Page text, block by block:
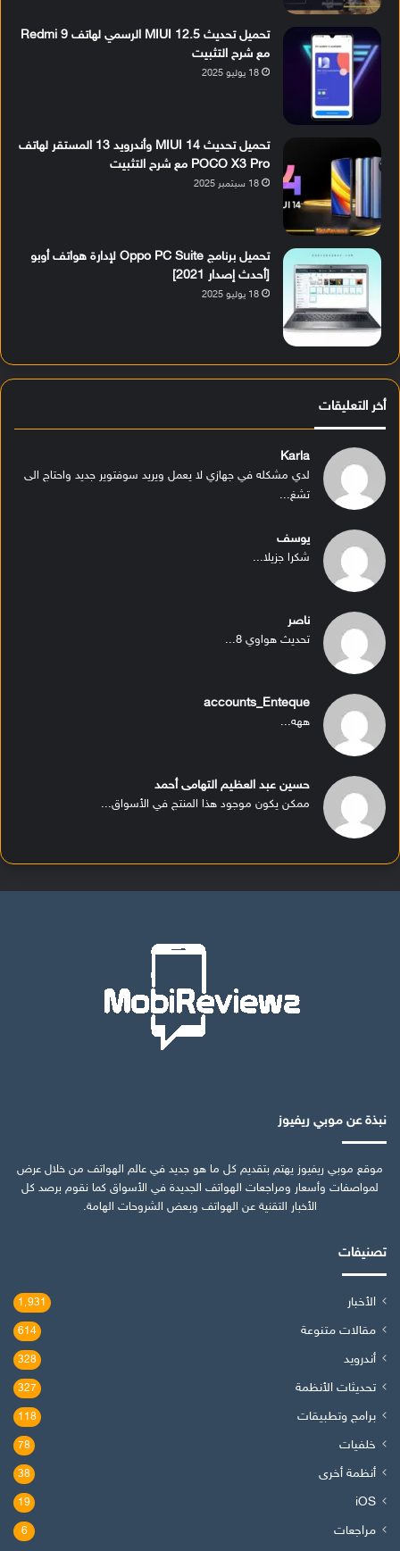
تحميل تحديث MIUI 12.5 الرسمي لهاتف Redmi 9
مع شرح التثبيت
18 يوليو 2025
تحميل تحديث MIUI 14 وأندرويد 13 المستقر لهاتف
POCO X3 Pro مع شرح التثبيت
18 سبتمبر 2025
تحميل برنامج Oppo PC Suite لإدارة هواتف أوبو
[أحدث إصدار 2021]
18 يوليو 2025
أخر التعليقات
Karla
لدي مشكله في جهازي لا يعمل ويريد سوفتوير جديد واحتاج الى
تشغ...
يوسف
شكرا جزيلا...
ناصر
تحديث هواوي 8...
accounts_Enteque
ههه...
حسين عبد العظيم التهامى أحمد
ممكن يكون موجود هذا المنتج في الأسواق...
نبذة عن موبي ريفيوز
موقع موبي ريفيوز يهتم بتقديم كل ما هو جديد في عالم الهواتف من خلال عرض
لمواصفات وأسعار ومراجعات الهواتف الجديدة في الأسواق كما نقوم برصد كل
الأخبار التقنية عن الهواتف وبعض الشروحات الهامة.
تصنيفات
الأخبار 1٬931
مقالات متنوعة 614
أندرويد 328
تحديثات الأنظمة 327
برامج وتطبيقات 118
خلفيات 78
أنظمة أخرى 38
iOS
19
مراجعات 6